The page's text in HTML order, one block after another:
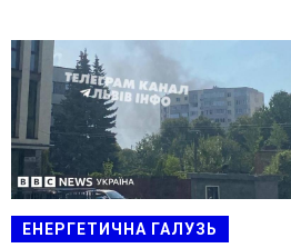
ЕНЕРГЕТИЧНА ГАЛУЗЬ